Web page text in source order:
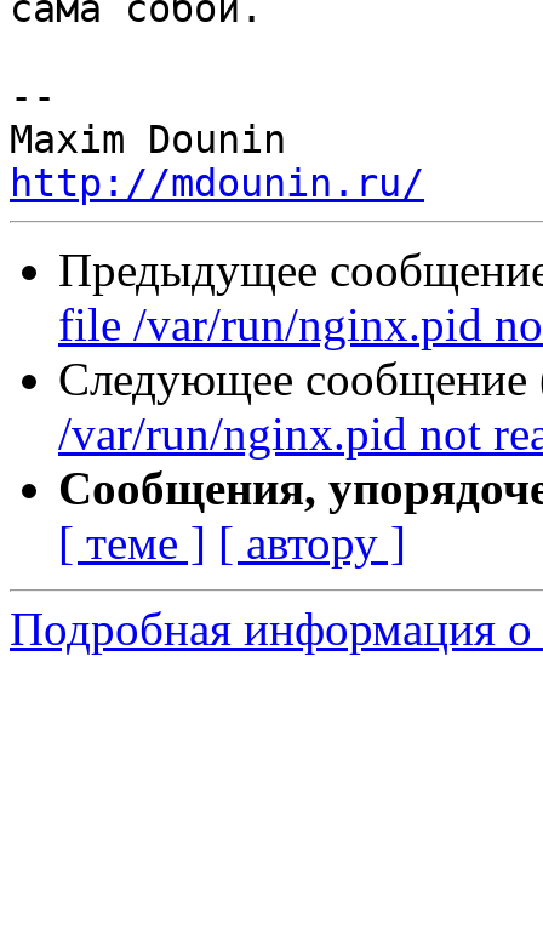
сама собой.
--
http://mdounin.ru/
Предыдущее
file /var/run/nginx.pid
Следующее сообщение
/var/run/nginx.pid not
Сообщения,
[ теме ] [ автору ]
Подробная информация